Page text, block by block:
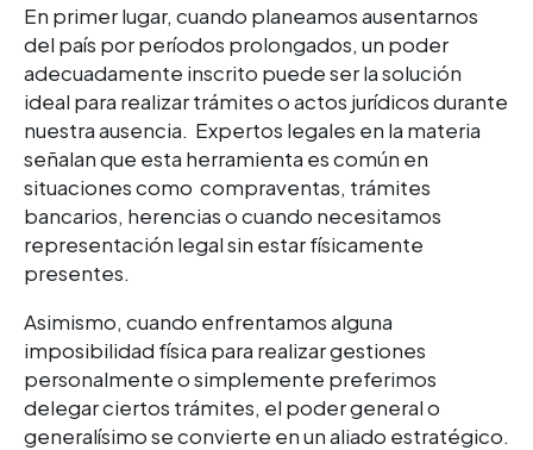
En primer lugar, cuando planeamos ausentarnos
del país por períodos prolongados, un poder
adecuadamente inscrito puede ser la solución
ideal para realizar trámites o actos jurídicos durante
nuestra ausencia. Expertos legales en la materia
señalan que esta herramienta es común en
situaciones como compraventas, trámites
bancarios, herencias o cuando necesitamos
representación legal sin estar físicamente
presentes.
Asimismo, cuando enfrentamos alguna
imposibilidad física para realizar gestiones
personalmente o simplemente preferimos
delegar ciertos trámites, el poder general o
generalísimo se convierte en un aliado estratégico.